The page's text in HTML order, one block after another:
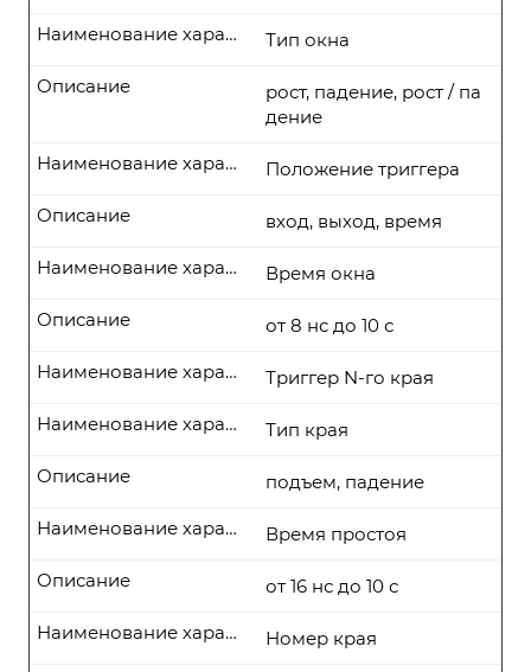
Тип окна
Наименование характеристики
рост, падение, рост / па
дение
Описание
Положение триггера
Наименование характеристики
вход, выход, время
Описание
Время окна
Наименование характеристики
от 8 нс до 10 с
Описание
Триггер N-го края
Наименование характеристики
Тип края
Наименование характеристики
подъем, падение
Описание
Время простоя
Наименование характеристики
от 16 нс до 10 с
Описание
Номер края
Наименование характеристики